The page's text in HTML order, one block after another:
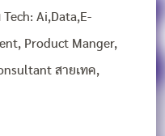
Ai,Data,E-
Product Manger,
สายเทค,